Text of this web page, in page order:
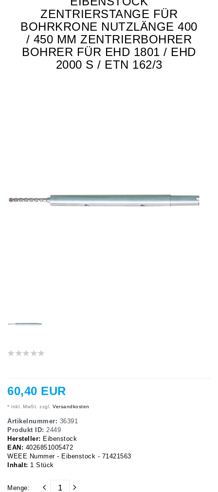
ZENTRIERSTANGE FÜR
BOHRKRONE NUTZLÄNGE 400
/ 450 MM ZENTRIERBOHRER
BOHRER FÜR EHD 1801 / EHD
2000 S / ETN 162/3
60,40 EUR
* inkl. MwSt. zzgl. Versandkosten
Artikelnummer: 36391
Produkt ID: 2449
Hersteller: Eibenstock
EAN: 4026851005472
WEEE Nummer - Eibenstock - 71421563
Inhalt: 1 Stück
Menge: